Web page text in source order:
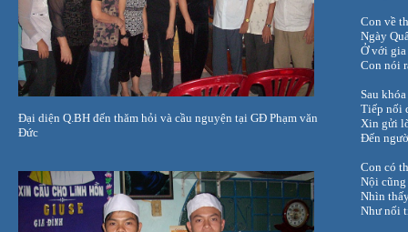
Đại diện Q.BH đến thăm hỏi và cầu nguyện tại GĐ Phạm văn
Đức
Con về
Ngày
Ở với
Con nói
Sau
Tiếp nối
Xin gửi
Đến
Con có
Nội cũng
Nhìn
Như nối